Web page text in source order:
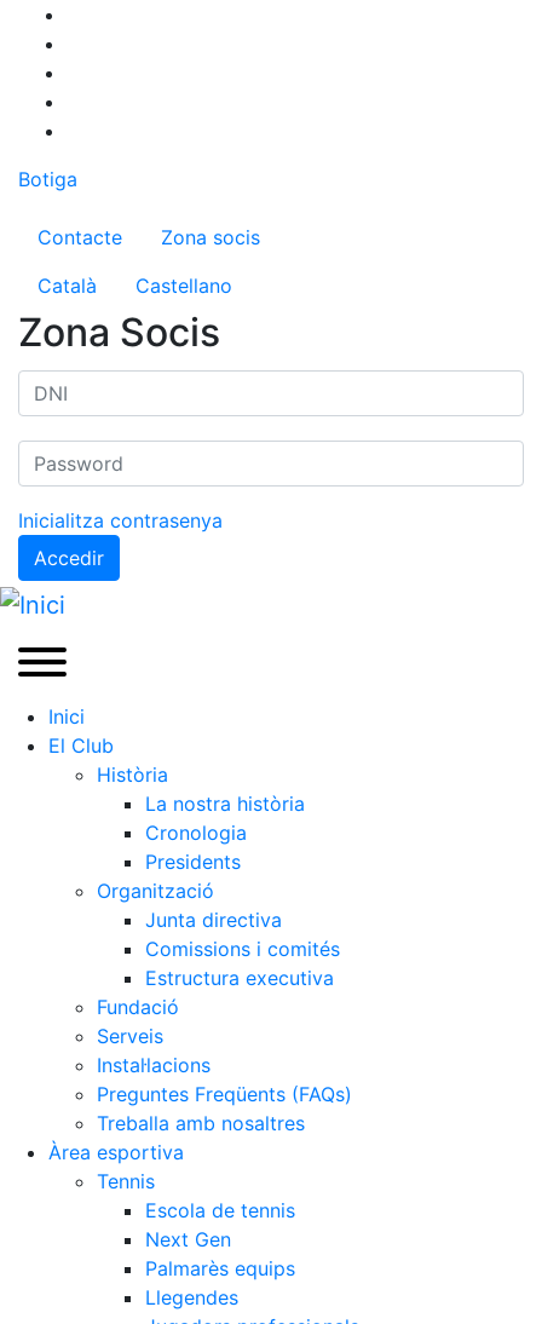
contingut
Botiga
Menú del compte d'usuari
Contacte
Zona socis
Català
Castellano
Zona Socis
Inicialitza contrasenya
Accedir
Inici
El Club
Història
La nostra història
Cronologia
Presidents
Organització
Junta directiva
Comissions i comités
Estructura executiva
Fundació
Serveis
Instal·lacions
Preguntes Freqüents (FAQs)
Treballa amb nosaltres
Àrea esportiva
Tennis
Escola de tennis
Next Gen
Palmarès equips
Llegendes